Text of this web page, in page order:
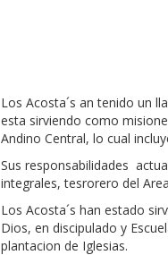
Los Acosta´s an tenido un
esta sirviendo como
Andino Central, lo cual
Sus responsabilidades
integrales, tesrorero del
Los Acosta´s han estado
Dios, en discipulado y
plantacion de Iglesias.